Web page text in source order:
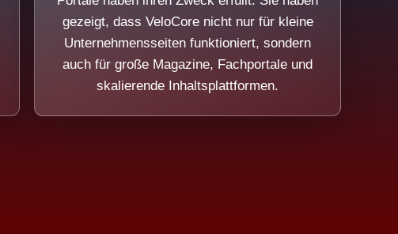
gezeigt, dass VeloCore nicht nur für kleine
Unternehmensseiten funktioniert, sondern
auch für große Magazine, Fachportale und
skalierende Inhaltsplattformen.